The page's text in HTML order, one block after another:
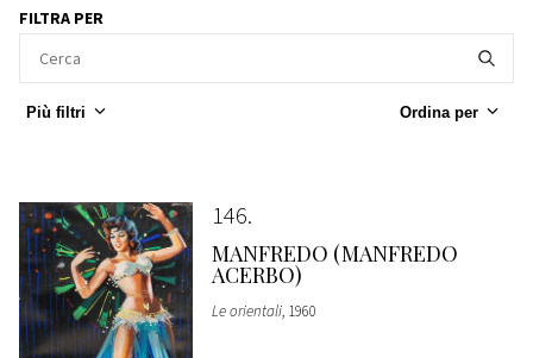
FILTRA PER
Più filtri Ordina per
146
MANFREDO (MANFREDO
ACERBO)
Le orientali, 1960